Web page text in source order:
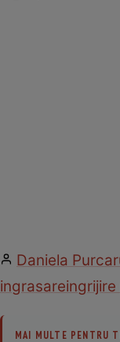
Daniela
ingrasare
MAI MULTE PENTRU